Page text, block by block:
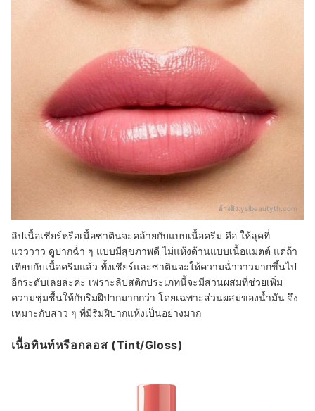
อ้างอิง:yslbeautyth.com
ลิปเนื้อเชียร์หรือเนื้อซาตินจะคล้ายกับแบบเนื้อครีม คือ ให้ลุคที่
แวววาว ดูปากฉ่ำ ๆ แบบมีสุขภาพดี ไม่แห้งด้านแบบเนื้อแมตต์ แต่ถ้า
เทียบกับเนื้อครีมแล้ว ทั้งเชียร์และซาตินจะให้ความฉ่ำวาวมากขึ้นไป
อีกระดับเลยล่ะค่ะ เพราะลิปสติกประเภทนี้จะมีส่วนผสมที่ช่วยเพิ่ม
ความชุ่มชื้นให้กับริมฝีปากมากกว่า โดยเฉพาะส่วนผสมของน้ำมัน จึง
เหมาะกับสาว ๆ ที่มีริมฝีปากแห้งเป็นอย่างมาก
เนื้อทินท์หรือกลอส (Tint/Gloss)